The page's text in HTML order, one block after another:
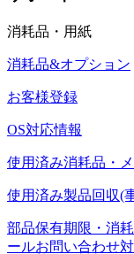
消耗品・用紙
消耗品&オプション
お客様登録
OS対応情報
使用済み消耗品・
使用済み製品回収(
部品保有期限・消
ールお問い合わせ